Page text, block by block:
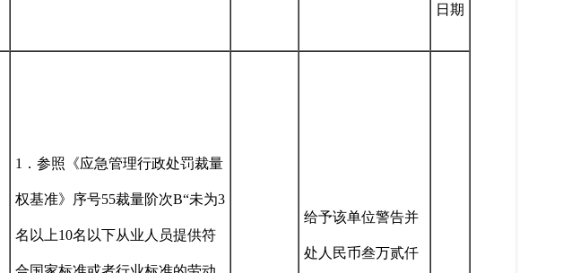
日期
1．参照《应急管理行政处罚裁量
权基准》序号55裁量阶次B“未为3
名以上10名以下从业人员提供符
给予该单位警告并
处人民币叁万贰仟